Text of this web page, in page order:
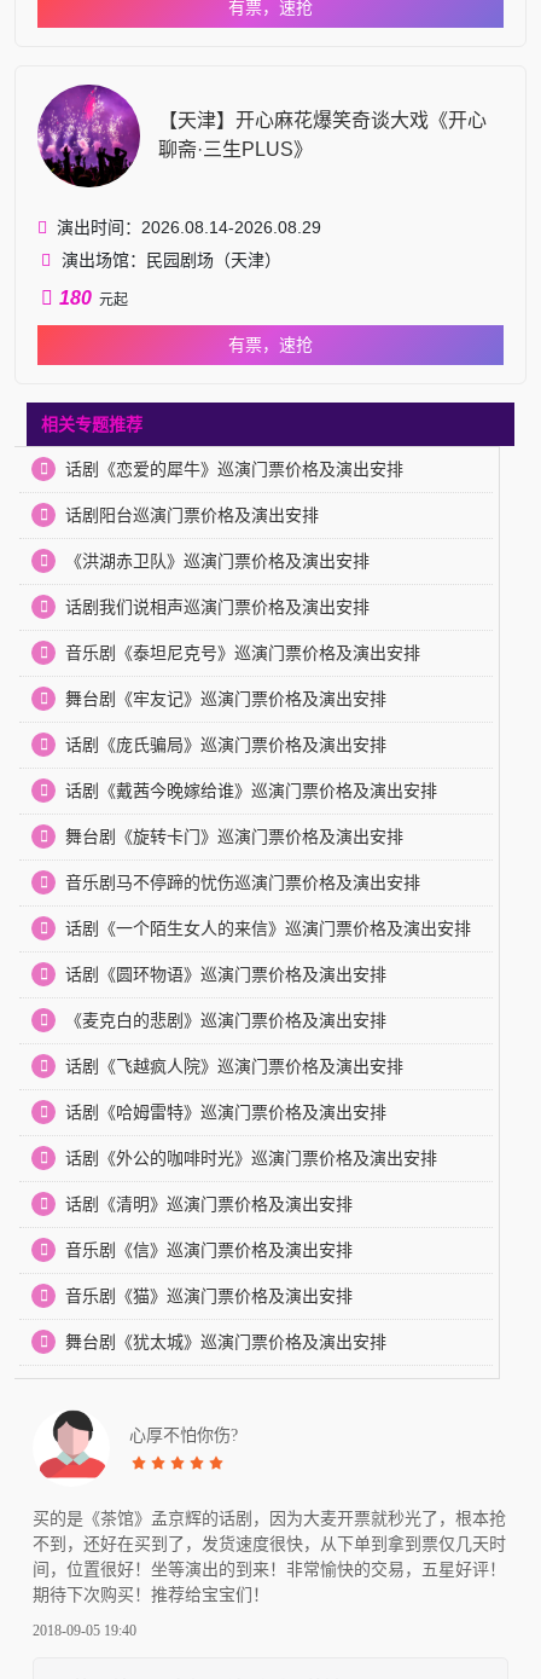
有票，速抢
【天津】开心麻花爆笑奇谈大戏《开心
聊斋·三生PLUS》
演出时间：2026.08.14-2026.08.29
演出场馆：民园剧场（天津）
180 元起
有票，速抢
相关专题推荐
话剧《恋爱的犀牛》巡演门票价格及演出安排
话剧阳台巡演门票价格及演出安排
《洪湖赤卫队》巡演门票价格及演出安排
话剧我们说相声巡演门票价格及演出安排
音乐剧《泰坦尼克号》巡演门票价格及演出安排
舞台剧《牢友记》巡演门票价格及演出安排
话剧《庞氏骗局》巡演门票价格及演出安排
话剧《戴茜今晚嫁给谁》巡演门票价格及演出安排
舞台剧《旋转卡门》巡演门票价格及演出安排
音乐剧马不停蹄的忧伤巡演门票价格及演出安排
话剧《一个陌生女人的来信》巡演门票价格及演出安排
话剧《圆环物语》巡演门票价格及演出安排
《麦克白的悲剧》巡演门票价格及演出安排
话剧《飞越疯人院》巡演门票价格及演出安排
话剧《哈姆雷特》巡演门票价格及演出安排
话剧《外公的咖啡时光》巡演门票价格及演出安排
话剧《清明》巡演门票价格及演出安排
音乐剧《信》巡演门票价格及演出安排
音乐剧《猫》巡演门票价格及演出安排
舞台剧《犹太城》巡演门票价格及演出安排
心厚不怕你伤?
买的是《茶馆》孟京辉的话剧，因为大麦开票就秒光了，根本抢
不到，还好在买到了，发货速度很快，从下单到拿到票仅几天时
间，位置很好！坐等演出的到来！非常愉快的交易，五星好评！
期待下次购买！推荐给宝宝们！
2018-09-05 19:40